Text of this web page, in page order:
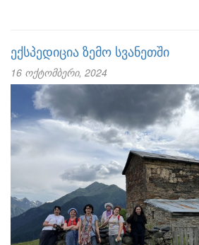
ექსპედიცია ზემო სვანეთში
16 ოქტომბერი, 2024